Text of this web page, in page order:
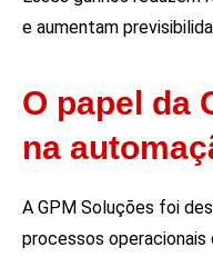
e aumentam
O papel da
na
A GPM Soluções foi
processos